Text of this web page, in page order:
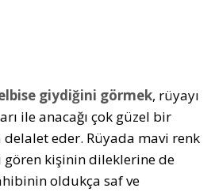
giydiğini görmek, rüyayı
ile anacağı çok güzel bir
delalet eder. Rüyada mavi renk
gören kişinin dileklerine de
oldukça saf ve